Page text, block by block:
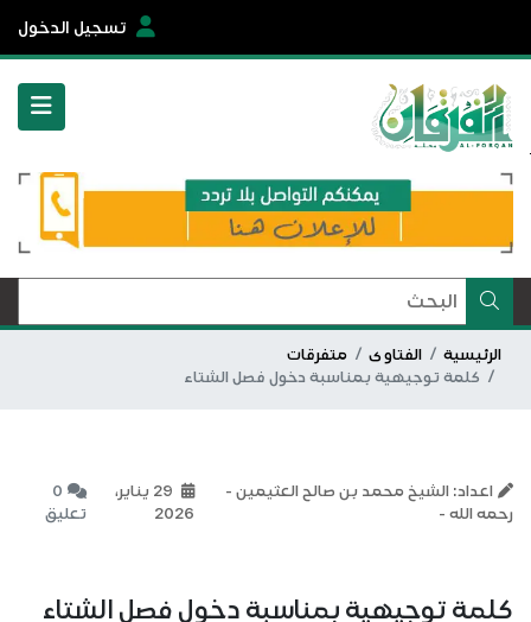
تسجيل الدخول
الرئيسية الفتاوى
متفرقات
كلمة توجيهية بمناسبة دخول فصل الشتاء
اعداد: الشيخ محمد بن صالح العثيمين -
رحمه الله -
29 يناير،
2026
0
تعليق
كلمة توجيهية بمناسبة دخول فصل الشتاء